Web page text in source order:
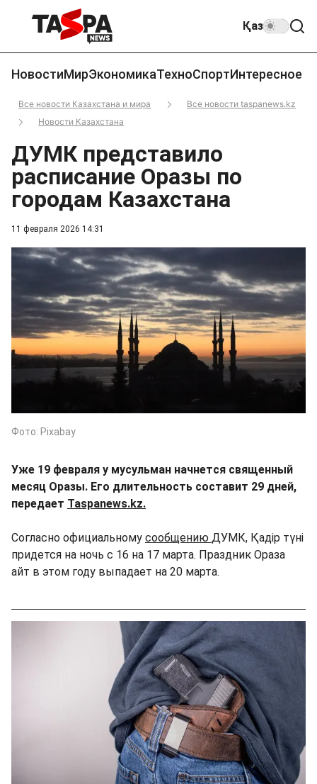
Қаз
НовостиМирЭкономикаТехноСпортИнтересное
Все новости Казахстана и мира
Все новости taspanews.kz
Новости Казахстана
11 февраля 2026 14:31
ДУМК представило
расписание Оразы по
городам Казахстана
Фото: Pixabay
Уже 19 февраля у мусульман начнется священный
месяц Оразы. Его длительность составит 29 дней,
передает Taspanews.kz.
Согласно официальному сообщению ДУМК, Қадір түні
придется на ночь с 16 на 17 марта. Праздник Ораза
айт в этом году выпадает на 20 марта.